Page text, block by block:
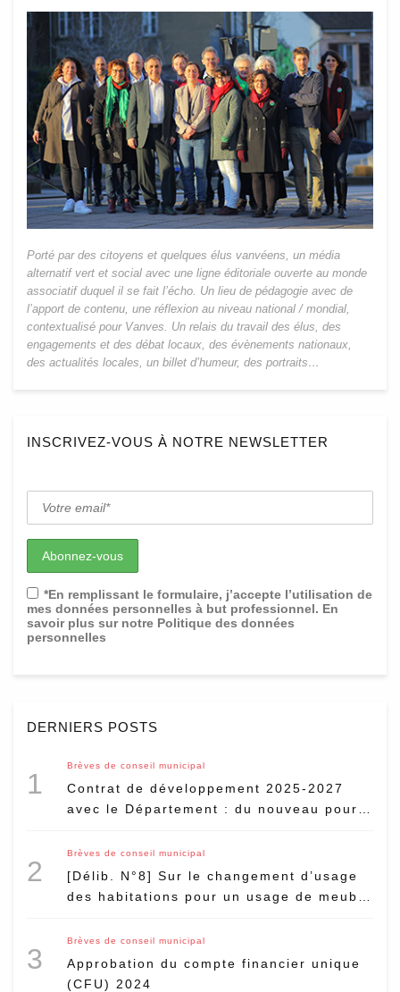
Porté par des citoyens et quelques élus vanvéens, un média
alternatif vert et social avec une ligne éditoriale ouverte au monde
associatif duquel il se fait l’écho. Un lieu de pédagogie avec de
l’apport de contenu, une réflexion au niveau national / mondial,
contextualisé pour Vanves. Un relais du travail des élus, des
engagements et des débat locaux, des évènements nationaux,
des actualités locales, un billet d’humeur, des portraits…
INSCRIVEZ-VOUS À NOTRE NEWSLETTER
*En remplissant le formulaire, j’accepte l’utilisation de
mes données personnelles à but professionnel. En
savoir plus sur notre Politique des données
personnelles
DERNIERS POSTS
1
Brèves de conseil municipal
Contrat de développement 2025-2027
avec le Département : du nouveau pour
2
Brèves de conseil municipal
[Délib. N°8] Sur le changement d’usage
des habitations pour un usage de meublé
3
Brèves de conseil municipal
Approbation du compte financier unique
(CFU) 2024